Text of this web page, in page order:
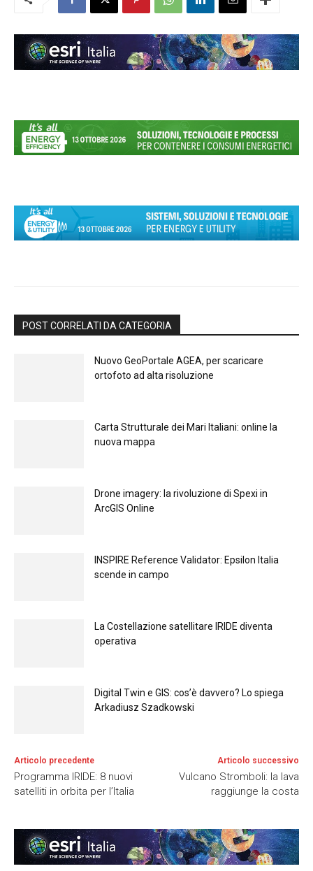
POST CORRELATI DA CATEGORIA
Nuovo GeoPortale AGEA, per scaricare
ortofoto ad alta risoluzione
Carta Strutturale dei Mari Italiani: online la
nuova mappa
Drone imagery: la rivoluzione di Spexi in
ArcGIS Online
INSPIRE Reference Validator: Epsilon Italia
scende in campo
La Costellazione satellitare IRIDE diventa
operativa
Digital Twin e GIS: cos’è davvero? Lo spiega
Arkadiusz Szadkowski
Articolo precedente
Programma IRIDE: 8 nuovi
satelliti in orbita per l’Italia
Articolo successivo
Vulcano Stromboli: la lava
raggiunge la costa